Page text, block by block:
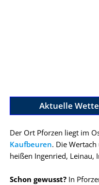
Aktuelle
Der Ort Pforzen liegt im
Kaufbeuren. Die
heißen Ingenried, Leinau,
Schon gewusst? In